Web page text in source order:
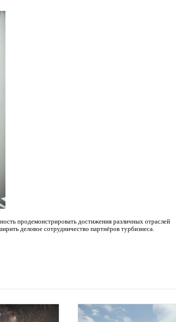
продемонстрировать достижения различных отраслей
деловое сотрудничество партнёров турбизнеса.